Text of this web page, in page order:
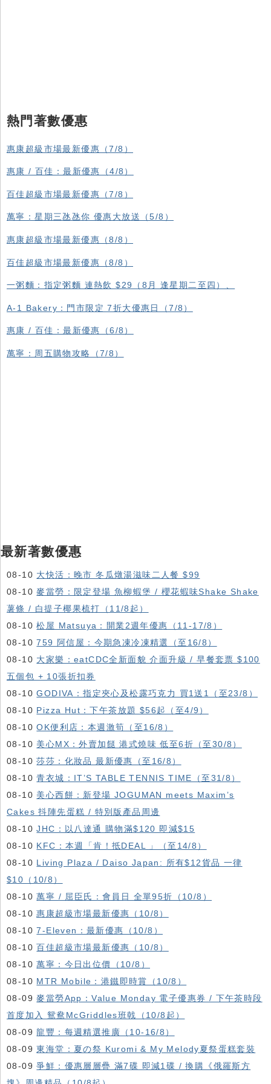
熱門著數優惠
惠康超級市場最新優惠（7/8）
惠康 / 百佳：最新優惠（4/8）
百佳超級市場最新優惠（7/8）
萬寧：星期三氹氹你 優惠大放送（5/8）
惠康超級市場最新優惠（8/8）
百佳超級市場最新優惠（8/8）
一粥麵：指定粥麵 連熱飲 $29（8月 逢星期二至四）、
A-1 Bakery：門市限定 7折大優惠日（7/8）
惠康 / 百佳：最新優惠（6/8）
萬寧：周五購物攻略（7/8）
最新著數優惠
08-10 大快活：晚市 冬瓜燉湯滋味二人餐 $99
08-10麥當勞：限定登場 魚柳蝦堡 / 櫻花蝦味Shake Shake
薯條 / 白提子椰果梳打（11/8起）
08-10松屋 Matsuya：開業2週年優惠（11-17/8）
08-10759 阿信屋：今期急凍冷凍精選（至16/8）
08-10 大家樂：eatCDC全新面貌 介面升級 / 早餐套票 $100
五個包 + 10張折扣券
08-10GODIVA：指定夾心及松露巧克力 買1送1（至23/8）
08-10 Pizza Hut：下午茶放題 $56起（至4/9）
08-10OK便利店：本週激筍（至16/8）
08-10 美心MX：外賣加餸 港式燒味 低至6折（至30/8）
08-10莎莎：化妝品 最新優惠（至16/8）
08-10青衣城：IT’S TABLE TENNIS TIME（至31/8）
08-10 美心西餅：新登場 JOGUMAN meets Maxim’s
Cakes 抖陣先蛋糕 / 特別版產品周邊
08-10JHC：以八達通 購物滿$120 即減$15
08-10 KFC ：本週「肯！抵DEAL 」（至14/8）
08-10 Living Plaza / Daiso Japan: 所有$12貨品 一律
$10（10/8）
08-10萬寧 / 屈臣氏：會員日 全單95折（10/8）
08-10惠康超級市場最新優惠（10/8）
08-107-Eleven：最新優惠（10/8）
08-10百佳超級市場最新優惠（10/8）
08-10萬寧：今日出位價（10/8）
08-10 MTR Mobile：港鐵即時賞（10/8）
08-09麥當勞App：Value Monday 電子優惠券 / 下午茶時段
首度加入 鴛鴦McGriddles班戟（10/8起）
08-09龍豐：每週精選推廣（10-16/8）
08-09東海堂：夏の祭 Kuromi & My Melody夏祭蛋糕套裝
08-09爭鮮：優惠層層疊 滿7碟 即減1碟 / 換購《俄羅斯方